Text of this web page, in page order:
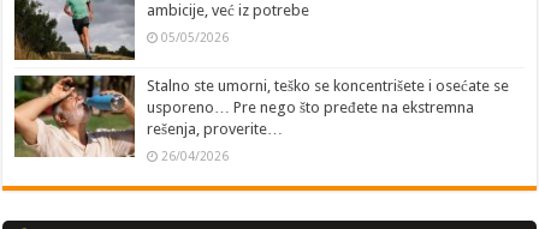
ambicije, već iz potrebe
05/05/2026
Stalno ste umorni, teško se koncentrišete i osećate se
usporeno… Pre nego što pređete na ekstremna
rešenja, proverite…
26/04/2026